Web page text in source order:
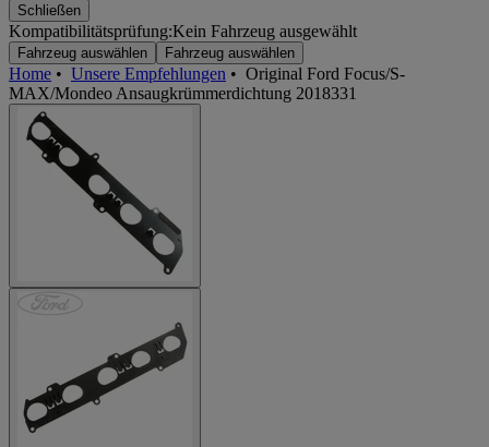
Schließen
Kompatibilitätsprüfung:Kein Fahrzeug ausgewählt
Fahrzeug auswählen Fahrzeug auswählen
Home • Unsere Empfehlungen • Original Ford Focus/S-
MAX/Mondeo Ansaugkrümmerdichtung 2018331